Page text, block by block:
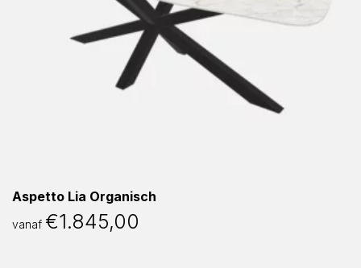
Aspetto Lia Organisch
vanaf €1.845,00